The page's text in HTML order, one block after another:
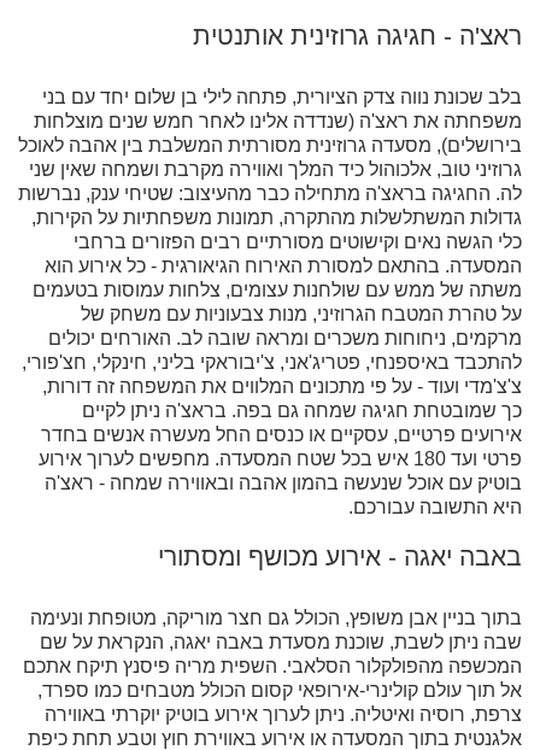
ראצ'ה - חגיגה גרוזינית אותנטית
בלב שכונת נווה צדק הציורית, פתחה לילי בן שלום יחד עם בני
משפחתה את ראצ'ה (שנדדה אלינו לאחר חמש שנים מוצלחות
בירושלים), מסעדה גרוזינית מסורתית המשלבת בין אהבה לאוכל
גרוזיני טוב, אלכוהול כיד המלך ואווירה מקרבת ושמחה שאין שני
לה. החגיגה בראצ'ה מתחילה כבר מהעיצוב: שטיחי ענק, נברשות
גדולות המשתלשלות מהתקרה, תמונות משפחתיות על הקירות,
כלי הגשה נאים וקישוטים מסורתיים רבים הפזורים ברחבי
המסעדה. בהתאם למסורת האירוח הגיאורגית - כל אירוע הוא
משתה של ממש עם שולחנות עצומים, צלחות עמוסות בטעמים
על טהרת המטבח הגרוזיני, מנות צבעוניות עם משחק של
מרקמים, ניחוחות משכרים ומראה שובה לב. האורחים יכולים
להתכבד באיספנחי, פטריג'אני, צ'יבוראקי בליני, חינקלי, חצ'פורי,
צ'צ'מדי ועוד - על פי מתכונים המלווים את המשפחה זה דורות,
כך שמובטחת חגיגה שמחה גם בפה. בראצ'ה ניתן לקיים
אירועים פרטיים, עסקיים או כנסים החל מעשרה אנשים בחדר
פרטי ועד 180 איש בכל שטח המסעדה. מחפשים לערוך אירוע
בוטיק עם אוכל שנעשה בהמון אהבה ובאווירה שמחה - ראצ'ה
היא התשובה עבורכם.
באבה יאגה - אירוע מכושף ומסתורי
בתוך בניין אבן משופץ, הכולל גם חצר מוריקה, מטופחת ונעימה
שבה ניתן לשבת, שוכנת מסעדת באבה יאגה, הנקראת על שם
המכשפה מהפולקלור הסלאבי. השפית מריה פיסנץ תיקח אתכם
אל תוך עולם קולינרי-אירופאי קסום הכולל מטבחים כמו ספרד,
צרפת, רוסיה ואיטליה. ניתן לערוך אירוע בוטיק יוקרתי באווירה
אלגנטית בתוך המסעדה או אירוע באווירת חוץ וטבע תחת כיפת